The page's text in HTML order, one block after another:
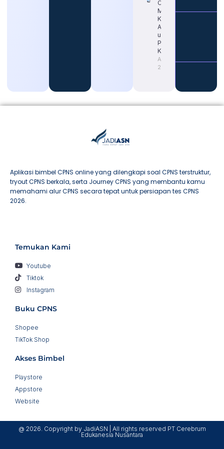
Cara Tepat
Mengetahui
Kapan Gaji
ASN Naik
untuk
Persiapan
Karier
August 4,
2026
Aplikasi bimbel CPNS online yang dilengkapi soal CPNS terstruktur,
tryout CPNS berkala, serta Journey CPNS yang membantu kamu
memahami alur CPNS secara tepat untuk persiapan tes CPNS
2026.
Temukan Kami
Youtube
Tiktok
Instagram
Buku CPNS
Shopee
TikTok Shop
Akses Bimbel
Playstore
Appstore
Website
@ 2026. Copyright by JadiASN | All rights reserved PT Cerebrum
Edukanesia Nusantara